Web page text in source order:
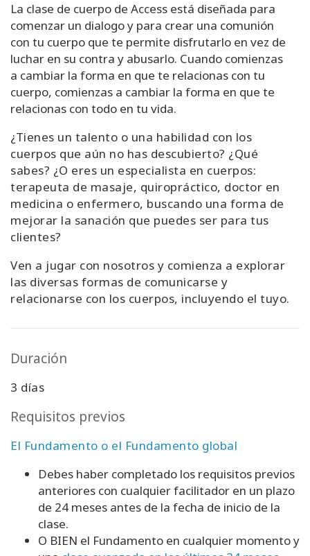
La clase de cuerpo de Access está diseñada para
comenzar un dialogo y para crear una comunión
con tu cuerpo que te permite disfrutarlo en vez de
luchar en su contra y abusarlo. Cuando comienzas
a cambiar la forma en que te relacionas con tu
cuerpo, comienzas a cambiar la forma en que te
relacionas con todo en tu vida.
¿Tienes un talento o una habilidad con los
cuerpos que aún no has descubierto? ¿Qué
sabes? ¿O eres un especialista en cuerpos:
terapeuta de masaje, quiropráctico, doctor en
medicina o enfermero, buscando una forma de
mejorar la sanación que puedes ser para tus
clientes?
Ven a jugar con nosotros y comienza a explorar
las diversas formas de comunicarse y
relacionarse con los cuerpos, incluyendo el tuyo.
Duración
3 días
Requisitos previos
El Fundamento o el Fundamento global
Debes haber completado los requisitos previos
anteriores con cualquier facilitador en un plazo
de 24 meses antes de la fecha de inicio de la
clase.
O BIEN el Fundamento en cualquier momento y